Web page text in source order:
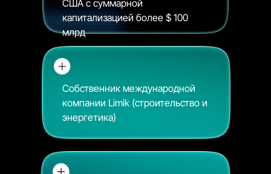
США с суммарной
капитализацией более $ 100
млрд
Собственник международной
компании Limik (строительство и
энергетика)